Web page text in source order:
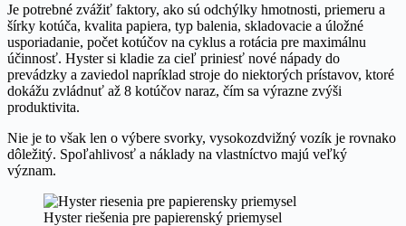
Je potrebné zvážiť faktory, ako sú odchýlky hmotnosti, priemeru a
šírky kotúča, kvalita papiera, typ balenia, skladovacie a úložné
usporiadanie, počet kotúčov na cyklus a rotácia pre maximálnu
účinnosť. Hyster si kladie za cieľ priniesť nové nápady do
prevádzky a zaviedol napríklad stroje do niektorých prístavov, ktoré
dokážu zvládnuť až 8 kotúčov naraz, čím sa výrazne zvýši
produktivita.
Nie je to však len o výbere svorky, vysokozdvižný vozík je rovnako
dôležitý. Spoľahlivosť a náklady na vlastníctvo majú veľký
význam.
Hyster riešenia pre papierenský priemysel